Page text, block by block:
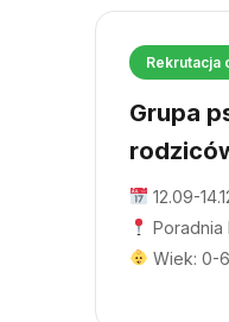
Rekrutacja
Grupa
12.09-
Poradnia
Wiek: 0-